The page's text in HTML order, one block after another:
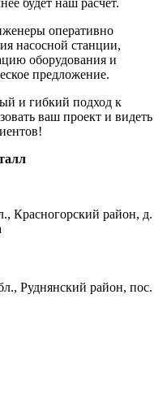
будет наш расчет.
оперативно
насосной станции,
оборудования и
предложение.
и гибкий подход к
ваш проект и видеть
Красногорский район, д.
Руднянский район, пос.